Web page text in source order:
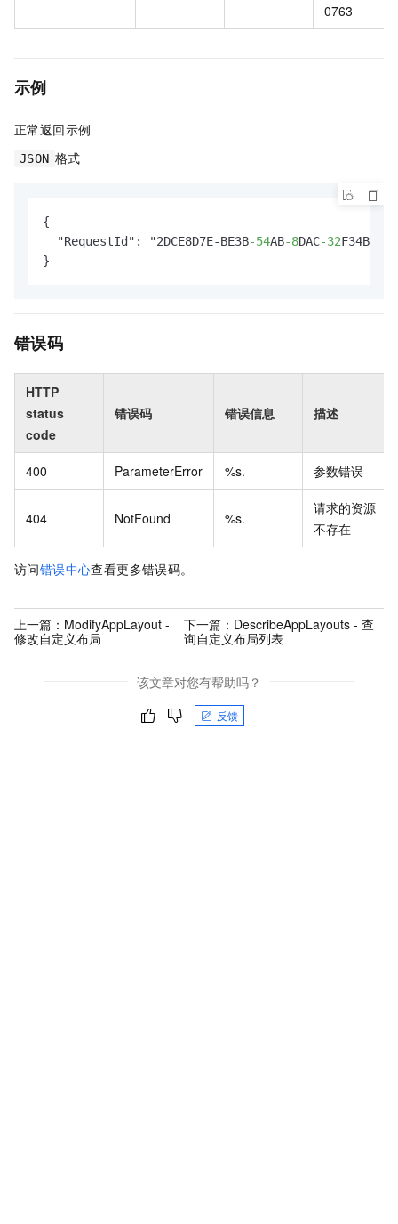
0763
示例
正常返回示例
JSON 格式
{
  "RequestId": "2DCE8D7E-BE3B
-54AB-8DAC-32
}
错误码
HTTP
status
code
错误码 错误信息 描述
400 ParameterError %s. 参数错误
404 NotFound %s.
请求的资源
不存在
访问错误中心查看更多错误码。
上一篇： ModifyAppLayout -
修改自定义布局
下一篇： DescribeAppLayouts - 查
询自定义布局列表
该文章对您有帮助吗？
反馈